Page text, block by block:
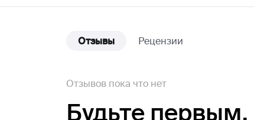
Отзывы Рецензии
Отзывов пока что нет
Будьте первым,